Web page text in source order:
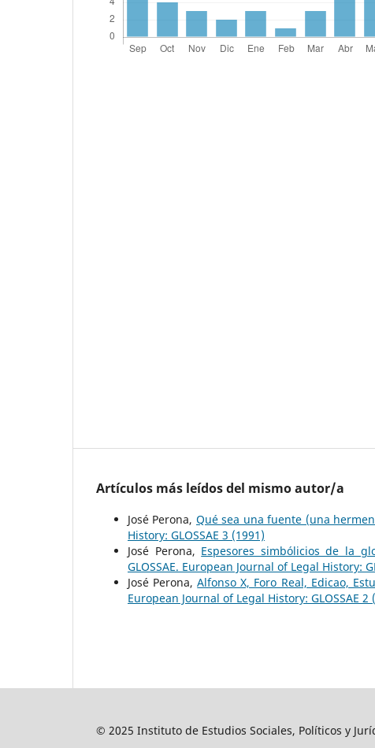
Artículos más leídos del mismo autor/a
José Perona, Qué sea una fuente (una
History: GLOSSAE 3 (1991)
José Perona, Espesores simbólicios de la
GLOSSAE. European Journal of Legal History:
José Perona,Alfonso X, Foro Real, Edicao,
European Journal of Legal History: GLOSSAE 2
© 2025 Instituto de Estudios Sociales, Políticos y